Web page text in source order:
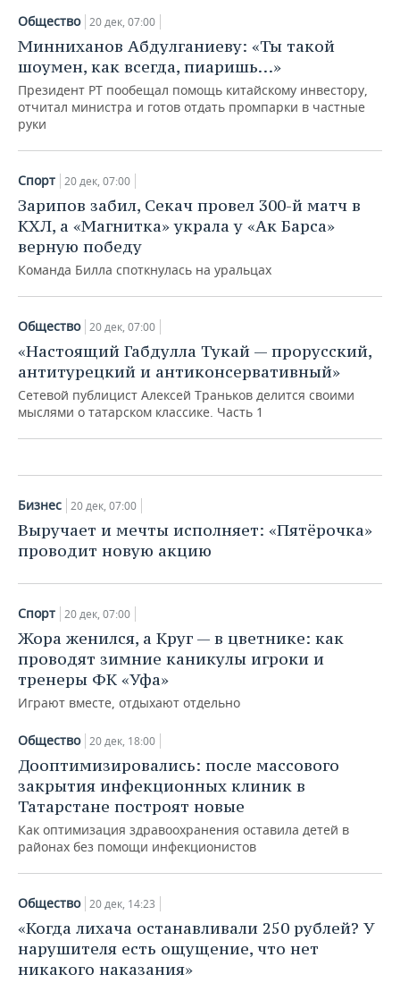
ONLINE-КОНФЕРЕНЦИИ
ОТКРЫТАЯ ЛЕКЦИЯ
ХОККЕЙ
ВОЛЕЙБОЛ
ФИГУРНОЕ КАТАНИЕ
ВОДНЫЕ ВИДЫ СПОРТА
ХОККЕЙ С МЯЧОМ
ВЛАСТЬ
ИНФРАСТРУКТУРА
ИСТОРИЯ
МЕДИЦИНА
ОБРАЗОВАНИЕ
ПРОИСШЕСТВИЯ
СЮЖЕТЫ
СПИСОК ПЕРСОН
ПОЛНАЯ ВЕРСИЯ
Общество 20 дек, 07:00
Минниханов Абдулганиеву: «Ты такой
шоумен, как всегда, пиаришь…»
Президент РТ пообещал помощь китайскому инвестору,
отчитал министра и готов отдать промпарки в частные
руки
Спорт 20 дек, 07:00
Зарипов забил, Секач провел 300-й матч в
КХЛ, а «Магнитка» украла у «Ак Барса»
верную победу
Команда Билла споткнулась на уральцах
Общество 20 дек, 07:00
«Настоящий Габдулла Тукай — прорусский,
антитурецкий и антиконсервативный»
Сетевой публицист Алексей Траньков делится своими
мыслями о татарском классике. Часть 1
Недвижимость
Всем — респект! Эльвира Набиуллина
сделала «подарок» рынку долевого
строительства
Бизнес 20 дек, 07:00
Выручает и мечты исполняет: «Пятёрочка»
проводит новую акцию
Спорт 20 дек, 07:00
Жора женился, а Круг — в цветнике: как
проводят зимние каникулы игроки и
тренеры ФК «Уфа»
Играют вместе, отдыхают отдельно
Общество 20 дек, 18:00
Дооптимизировались: после массового
закрытия инфекционных клиник в
Татарстане построят новые
Как оптимизация здравоохранения оставила детей в
районах без помощи инфекционистов
Общество 20 дек, 14:23
«Когда лихача останавливали 250 рублей? У
нарушителя есть ощущение, что нет
никакого наказания»